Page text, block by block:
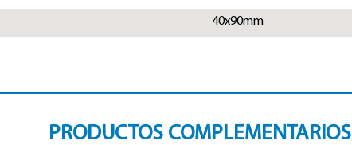
40x90mm
PRODUCTOS COMPLEMENTARIOS